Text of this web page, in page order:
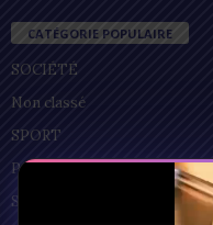
CATÉGORIE POPULAIRE
SOCIÉTÉ
Non classé
SPORT
POLITIQUE
SANTÉ